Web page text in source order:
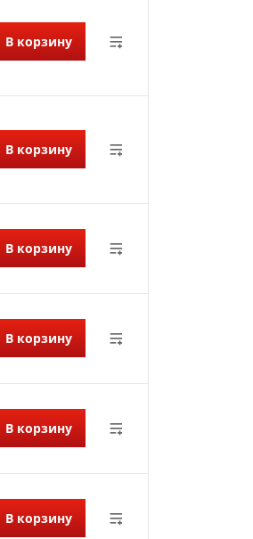
В корзину
В корзину
В корзину
В корзину
В корзину
В корзину